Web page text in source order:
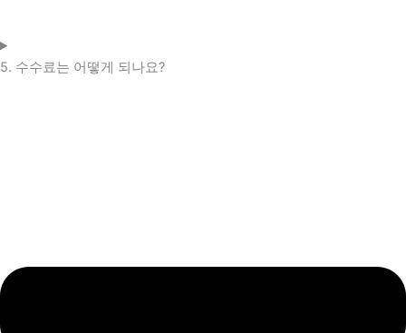
5. 수수료는 어떻게 되나요?